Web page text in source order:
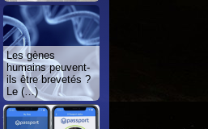
Les gènes
humains peuvent-
ils être brevetés ?
Le (…)